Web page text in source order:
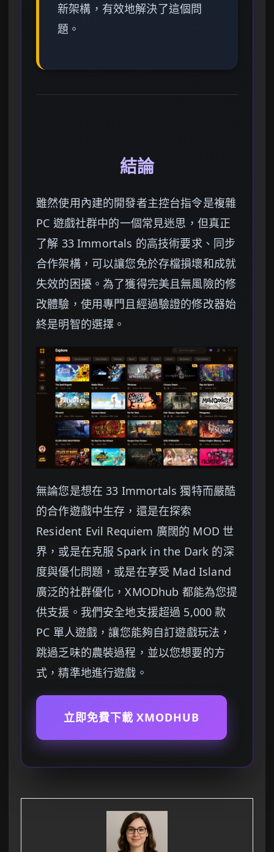
新架構，有效地解決了這個問
題。
結論
雖然使用內建的開發者主控台指令是複雜
PC 遊戲社群中的一個常見迷思，但真正
了解 33 Immortals 的高技術要求、同步
合作架構，可以讓您免於存檔損壞和成就
失效的困擾。為了獲得完美且無風險的修
改體驗，使用專門且經過驗證的修改器始
終是明智的選擇。
無論您是想在 33 Immortals 獨特而嚴酷
的合作遊戲中生存，還是在探索
Resident Evil Requiem 廣闊的 MOD 世
界，或是在克服 Spark in the Dark 的深
度與優化問題，或是在享受 Mad Island
廣泛的社群優化，XMODhub 都能為您提
供支援。我們安全地支援超過 5,000 款
PC 單人遊戲，讓您能夠自訂遊戲玩法，
跳過乏味的農裝過程，並以您想要的方
式，精準地進行遊戲。
立即免費下載 XMODHUB